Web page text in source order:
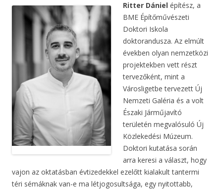
Ritter Dániel építész, a
BME Építőművészeti
Doktori Iskola
doktorandusza. Az elmúlt
években olyan nemzetközi
projektekben vett részt
tervezőként, mint a
Városligetbe tervezett Új
Nemzeti Galéria és a volt
Északi Járműjavító
területén megvalósuló Új
Közlekedési Múzeum.
Doktori kutatása során
arra keresi a választ, hogy
vajon az oktatásban évtizedekkel ezelőtt kialakult tantermi
téri sémáknak van-e ma létjogosultsága, egy nyitottabb,